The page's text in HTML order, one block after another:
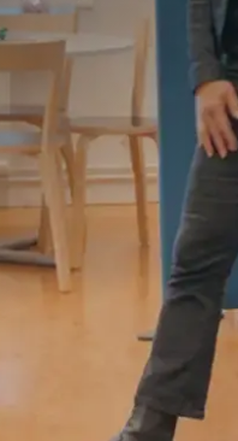
Flytt av AV-teknik
Information om policys gällande AVS